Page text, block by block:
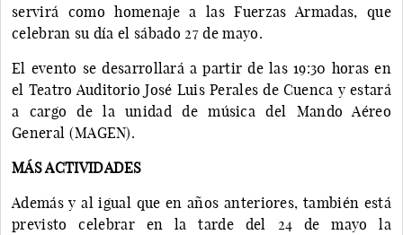
servirá como homenaje a las Fuerzas Armadas, que
celebran su día el sábado 27 de mayo.
El evento se desarrollará a partir de las 19:30 horas en
el Teatro Auditorio José Luis Perales de Cuenca y estará
a cargo de la unidad de música del Mando Aéreo
General (MAGEN).
MÁS ACTIVIDADES
Además y al igual que en años anteriores, también está
previsto celebrar en la tarde del 24 de mayo la